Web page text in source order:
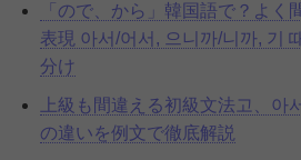
「ので、から」韓国語で？よく
表現 아서/어서, 으니까/니까, 기
分け
上級も間違える初級文法고、아
の違いを例文で徹底解説